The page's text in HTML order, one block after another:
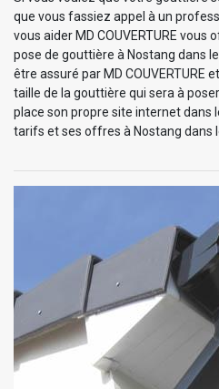
que vous fassiez appel à un
vous aider MD COUVERTURE
pose de gouttière à Nostang dans
être assuré par MD COUVERTURE
taille de la gouttière qui sera à
place son propre site internet dans
tarifs et ses offres à Nostang dans